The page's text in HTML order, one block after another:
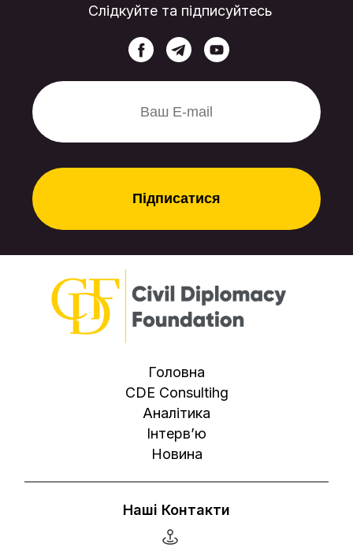
Слідкуйте та підписуйтесь
Головна
CDE Consultihg
Аналітика
Інтерв’ю
Новина
Наші Контакти